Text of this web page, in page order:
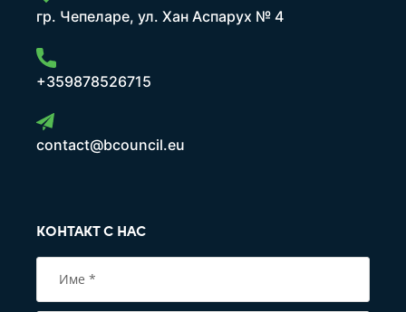
гр. Чепеларе, ул. Хан Аспарух № 4
+359878526715
contact@bcouncil.eu
КОНТАКТ С НАС